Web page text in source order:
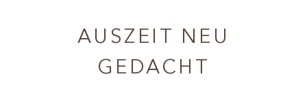
AUSZEIT NEU
GEDACHT